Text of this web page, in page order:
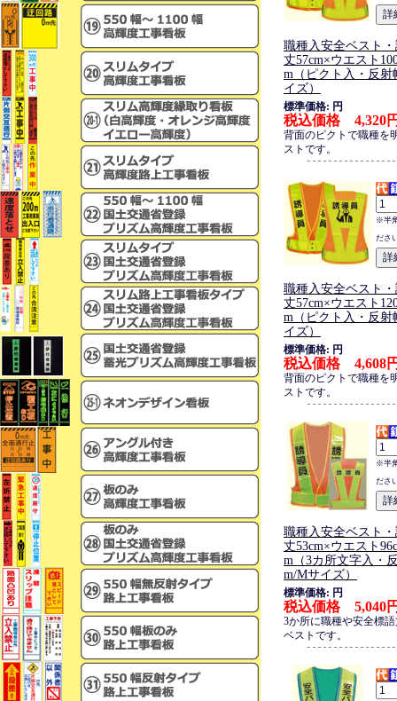
職種入安全ベスト
丈57cm×ウエスト
m（ピクト入・反射
イズ）
標準価格: 円
税込価格 4,320
背面のピクトで職種を
ストです。
※半
ださ
職種入安全ベスト
丈57cm×ウエスト
m（ピクト入・反射
イズ）
標準価格: 円
税込価格 4,608
背面のピクトで職種を
ストです。
※半
ださ
職種入安全ベスト
丈53cm×ウエスト
m（3カ所文字入・
m/Mサイズ）
標準価格: 円
税込価格 5,040
3か所に職種や安全標
ベストです。